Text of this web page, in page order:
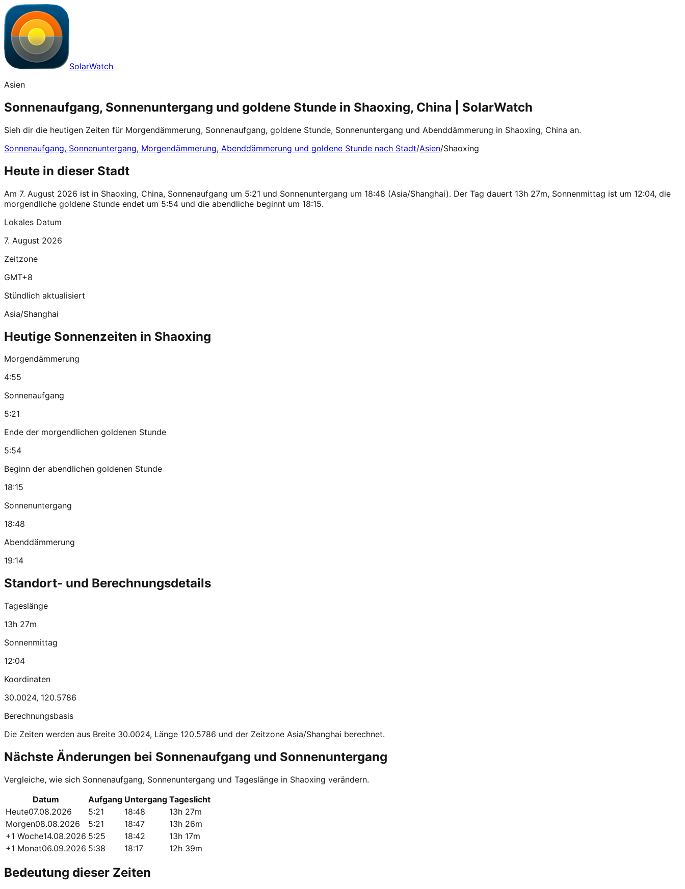
SolarWatch
Asien
Sonnenaufgang, Sonnenuntergang und goldene Stunde in Shaoxing, China | SolarWatch
Sieh dir die heutigen Zeiten für Morgendämmerung, Sonnenaufgang, goldene Stunde, Sonnenuntergang und Abenddämmerung in Shaoxing, China an.
Sonnenaufgang, Sonnenuntergang, Morgendämmerung, Abenddämmerung und goldene Stunde nach Stadt/Asien/Shaoxing
Heute in dieser Stadt
Am 7. August 2026 ist in Shaoxing, China, Sonnenaufgang um 5:21 und Sonnenuntergang um 18:48 (Asia/Shanghai). Der Tag dauert 13h 27m, Sonnenmittag ist um 12:04, die
morgendliche goldene Stunde endet um 5:54 und die abendliche beginnt um 18:15.
Lokales Datum
7. August 2026
Zeitzone
GMT+8
Stündlich aktualisiert
Asia/Shanghai
Heutige Sonnenzeiten in Shaoxing
Morgendämmerung
4:55
Sonnenaufgang
5:21
Ende der morgendlichen goldenen Stunde
5:54
Beginn der abendlichen goldenen Stunde
18:15
Sonnenuntergang
18:48
Abenddämmerung
19:14
Standort- und Berechnungsdetails
Tageslänge
13h 27m
Sonnenmittag
12:04
Koordinaten
30.0024, 120.5786
Berechnungsbasis
Die Zeiten werden aus Breite 30.0024, Länge 120.5786 und der Zeitzone Asia/Shanghai berechnet.
Nächste Änderungen bei Sonnenaufgang und Sonnenuntergang
Vergleiche, wie sich Sonnenaufgang, Sonnenuntergang und Tageslänge in Shaoxing verändern.
Datum
Aufgang Untergang Tageslicht
Heute07.08.2026 5:21 18:48
13h 27m
Morgen08.08.2026 5:21 18:47
13h 26m
+1 Woche14.08.2026 5:25 18:42
13h 17m
+1 Monat06.09.2026 5:38 18:17 12h 39m
Bedeutung dieser Zeiten